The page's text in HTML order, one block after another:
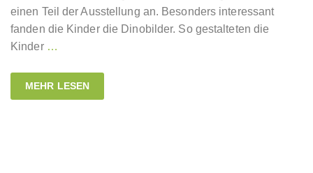
einen Teil der Ausstellung an. Besonders interessant
fanden die Kinder die Dinobilder. So gestalteten die
Kinder …
MEHR LESEN